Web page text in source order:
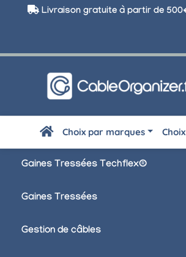
Livraison gratuite à partir de
Choix par marques
Gaines Tressées Techflex®
Gaines Tressées
Gestion de câbles